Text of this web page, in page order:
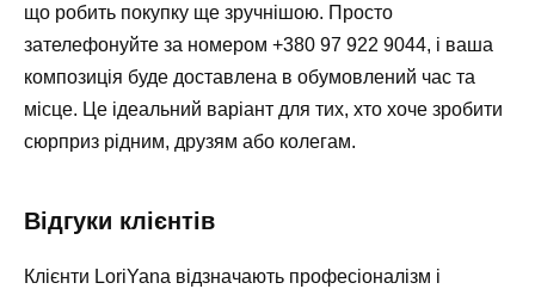
що робить покупку ще зручнішою. Просто
зателефонуйте за номером +380 97 922 9044, і ваша
композиція буде доставлена в обумовлений час та
місце. Це ідеальний варіант для тих, хто хоче зробити
сюрприз рідним, друзям або колегам.
Відгуки клієнтів
Клієнти LoriYana відзначають професіоналізм і